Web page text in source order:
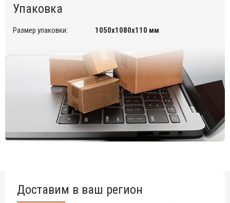
устойчивость к УФ, соли и накипи;
подходит для монтирования к душам:Happy
может быть установлен без монтирования - отдельно
рядом с любым душемArkema.
широкая палитра цветов.
Упаковка
Размер упаковки: 1050х1080х110 мм
Доставим в ваш регион